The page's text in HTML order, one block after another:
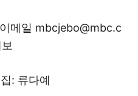
메일 mbcjebo@mbc.c
: 류다예